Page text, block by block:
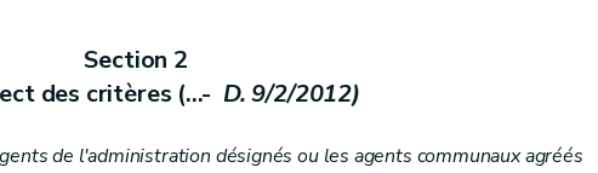
Section 2
des critères (...- D. 9/2/2012)
de l'administration désignés ou les agents communaux agréés